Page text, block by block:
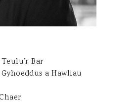
Bar
a Hawliau